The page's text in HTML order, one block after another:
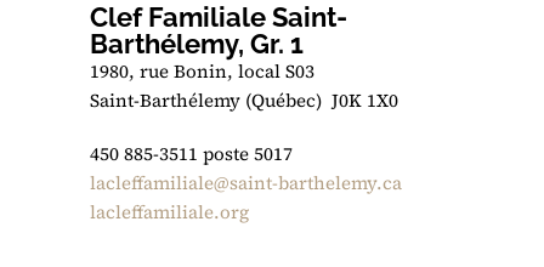
Clef Familiale Saint-
Barthélemy, Gr. 1
1980, rue Bonin, local S03
Saint-Barthélemy (Québec) J0K 1X0
450 885-3511 poste 5017
lacleffamiliale@saint-barthelemy.ca
lacleffamiliale.org